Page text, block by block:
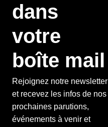
dans
votre
boîte mail
Rejoignez notre newsletter
et recevez les infos de nos
prochaines parutions,
événements à venir et